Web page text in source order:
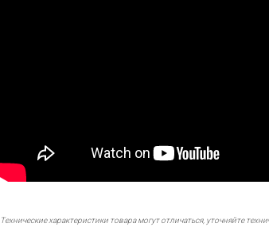
Технические характеристики товара могут отличаться, уточняйте